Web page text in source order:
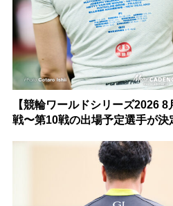
【競輪ワールドシリーズ2026
戦〜第10戦の出場予定選手が決